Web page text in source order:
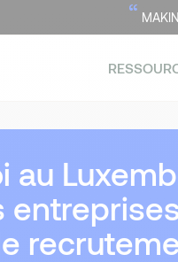
“
au